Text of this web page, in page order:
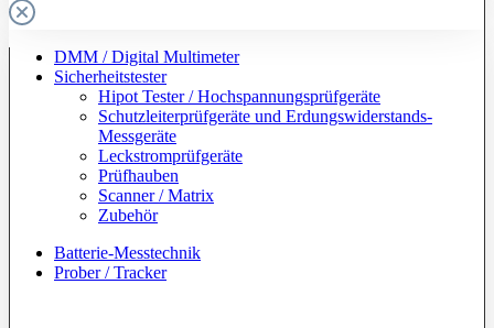
DMM / Digital Multimeter
Sicherheitstester
Hipot Tester / Hochspannungsprüfgeräte
Schutzleiterprüfgeräte und Erdungswiderstands-
Messgeräte
Leckstromprüfgeräte
Prüfhauben
Scanner / Matrix
Zubehör
Batterie-Messtechnik
Prober / Tracker